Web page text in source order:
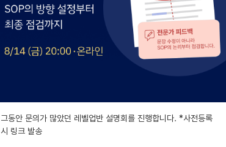
그동안 문의가 많았던 레벨업반 설명회를 진행합니다. *사전등록
시 링크 발송